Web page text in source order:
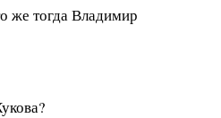
же тогда Владимир